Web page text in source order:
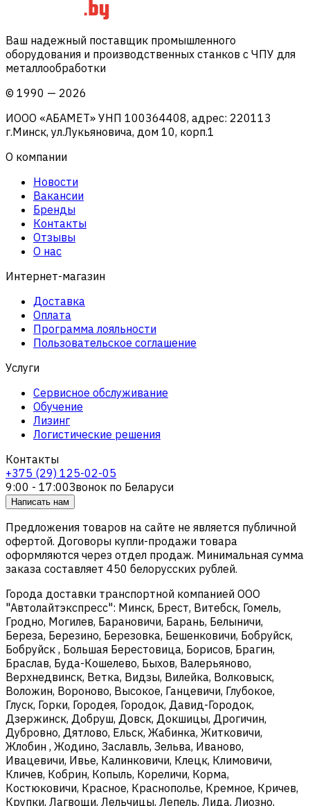
Ваш надежный поставщик промышленного
оборудования и производственных станков с ЧПУ для
металлообработки
© 1990 — 2026
ИООО «АБАМЕТ» УНП 100364408, адрес: 220113
г.Минск, ул.Лукьяновича, дом 10, корп.1
О компании
Новости
Вакансии
Бренды
Контакты
Отзывы
О нас
Интернет-магазин
Доставка
Оплата
Программа лояльности
Пользовательское соглашение
Услуги
Сервисное обслуживание
Обучение
Лизинг
Логистические решения
Контакты
+375 (29) 125-02-05
9:00 - 17:00Звонок по Беларуси
Написать нам
Предложения товаров на сайте не является публичной
офертой. Договоры купли-продажи товара
оформляются через отдел продаж. Минимальная сумма
заказа составляет 450 белорусских рублей.
Города доставки транспортной компанией ООО
"Автолайтэкспресс": Минск, Брест, Витебск, Гомель,
Гродно, Могилев, Барановичи, Барань, Белыничи,
Береза, Березино, Березовка, Бешенковичи, Бобруйск,
Бобруйск , Большая Берестовица, Борисов, Брагин,
Браслав, Буда-Кошелево, Быхов, Валерьяново,
Верхнедвинск, Ветка, Видзы, Вилейка, Волковыск,
Воложин, Вороново, Высокое, Ганцевичи, Глубокое,
Глуск, Горки, Городея, Городок, Давид-Городок,
Дзержинск, Добруш, Довск, Докшицы, Дрогичин,
Дубровно, Дятлово, Ельск, Жабинка, Житковичи,
Жлобин , Жодино, Заславль, Зельва, Иваново,
Ивацевичи, Ивье, Калинковичи, Клецк, Климовичи,
Кличев, Кобрин, Копыль, Кореличи, Корма,
Костюковичи, Красное, Краснополье, Кремное, Кричев,
Крупки, Лагвощи, Лельчицы, Лепель, Лида, Лиозно,